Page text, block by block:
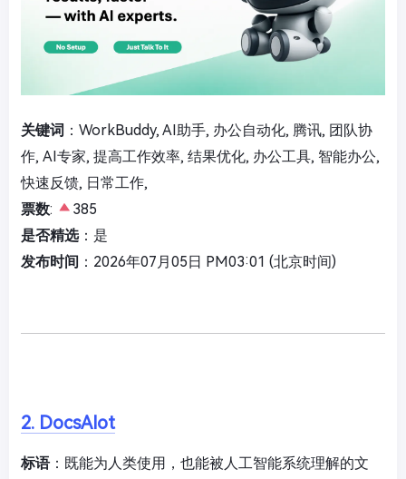
关键词 ：WorkBuddy, AI助手, 办公自动化, 腾讯, 团队协
作, AI专家, 提高工作效率, 结果优化, 办公工具, 智能办公,
快速反馈, 日常工作,
票数:
385
是否精选：是
发布时间 ：2026年07月05日 PM03:01 (北京时间)
2. DocsAlot
标语：既能为人类使用，也能被人工智能系统理解的文